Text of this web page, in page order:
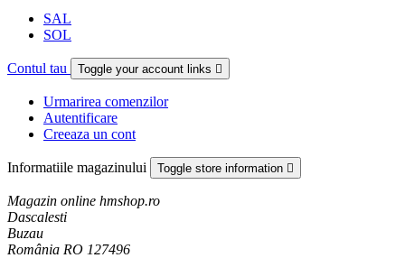
SAL
SOL
Contul tau Toggle your account links 
Urmarirea comenzilor
Autentificare
Creeaza un cont
Informatiile magazinului Toggle store information 
Magazin online hmshop.ro
Dascalesti
Buzau
România RO 127496